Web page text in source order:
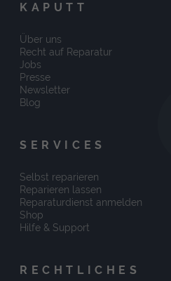
KAPUTT
Über uns
Recht auf Reparatur
Jobs
Presse
Newsletter
Blog
SERVICES
Selbst reparieren
Reparieren lassen
Reparaturdienst anmelden
Shop
Hilfe & Support
RECHTLICHES